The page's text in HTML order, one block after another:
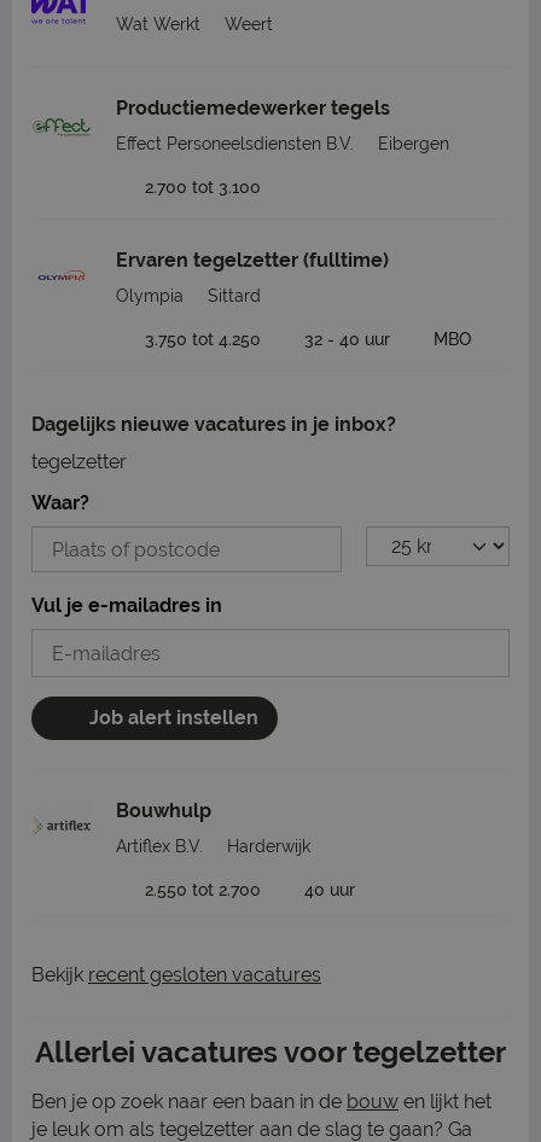
Wat Werkt Weert
Productiemedewerker tegels
Effect Personeelsdiensten B.V. Eibergen
2.700 tot 3.100
Ervaren tegelzetter (fulltime)
Olympia Sittard
3.750 tot 4.250 32 - 40 uur MBO
Dagelijks nieuwe vacatures in je inbox?
tegelzetter
Waar?
Vul je e-mailadres in
Job alert instellen
Bouwhulp
Artiflex B.V. Harderwijk
2.550 tot 2.700 40 uur
Bekijk recent gesloten vacatures
Allerlei vacatures voor tegelzetter
Ben je op zoek naar een baan in de bouw en lijkt het
je leuk om als tegelzetter aan de slag te gaan? Ga